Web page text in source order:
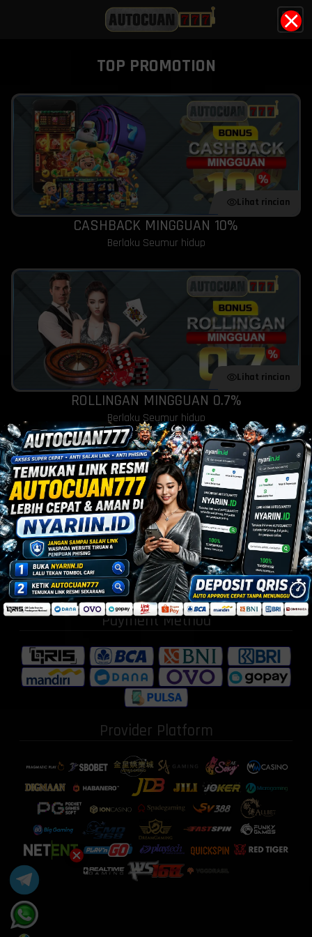
X
TOP PROMOTION
Lihat rincian
CASHBACK MINGGUAN 10%
Berlaku Seumur hidup
Lihat rincian
ROLLINGAN MINGGUAN 0.7%
Berlaku Seumur hidup
Lihat rincian
REFERRAL LANGSUNG
Berlaku Seumur hidup
Payment Method
Provider Platform